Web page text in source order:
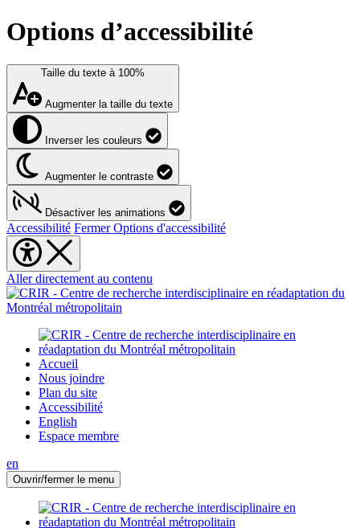
Options d’accessibilité
Taille du texte à 100%
Augmenter la taille du texte
Inverser les couleurs
Augmenter le contraste
Désactiver les animations
Accessibilité Fermer Options d'accessibilité
Aller directement au contenu
Accueil
Nous joindre
Plan du site
Accessibilité
English
Espace membre
en
Ouvrir/fermer le menu